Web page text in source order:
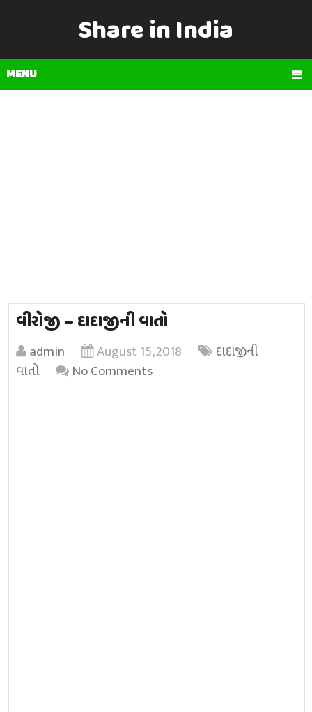
Share in India
MENU
વીરોજી – દાદાજીની વાતો
admin August 15, 2018
દાદાજીની
વાતો
No Comments